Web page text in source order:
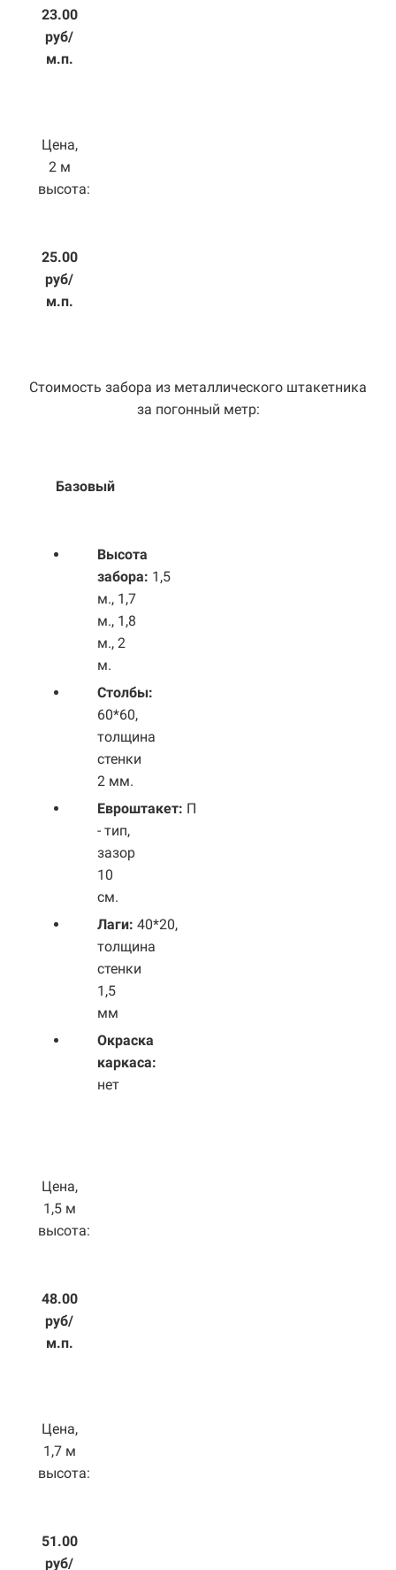
23.00
руб/
м.п.
Цена,
2 м
высота:
25.00
руб/
м.п.
Стоимость забора из металлического штакетника
за погонный метр:
Базовый
Высота
забора: 1,5
м., 1,7
м., 1,8
м., 2
м.
Столбы:
60*60,
толщина
стенки
2 мм.
Евроштакет: П
- тип,
зазор
10
см.
Лаги: 40*20,
толщина
стенки
1,5
мм
Окраска
каркаса:
нет
Цена,
1,5 м
высота:
48.00
руб/
м.п.
Цена,
1,7 м
высота:
51.00
руб/